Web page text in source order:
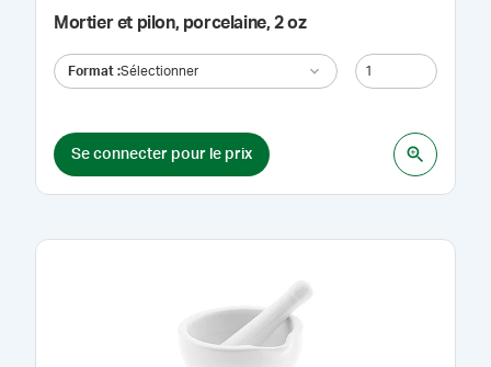
Mortier et pilon, porcelaine, 2 oz
Format :Sélectionner
Se connecter pour le prix